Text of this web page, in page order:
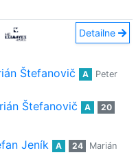
Detailne
Štefanovič A
Peter
Štefanovič A
20
Jeník A 24
Marián